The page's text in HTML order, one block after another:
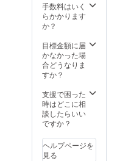
手数料はいく
らかかります
か？
目標金額に届
かなかった場
合どうなりま
すか？
支援で困った
時はどこに相
談したらいい
ですか？
ヘルプページを
見る